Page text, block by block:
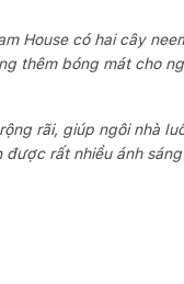
House có hai cây
thêm bóng mát cho
rãi, giúp ngôi nhà
được rất nhiều ánh